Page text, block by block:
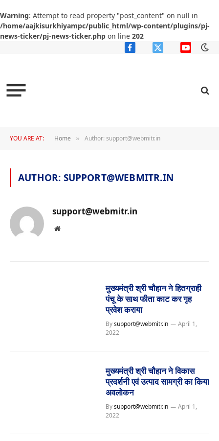
Warning: Attempt to read property "post_content" on null in
/home/aajkisurkhiyampc/public_html/wp-content/plugins/pj-
news-ticker/pj-news-ticker.php on line 202
FacebookX
YouTube
YOU ARE AT: Home » Author: support@webmitr.in
AUTHOR: SUPPORT@WEBMITR.IN
support@webmitr.in
Website
मुख्यमंत्री श्री चौहान ने हितग्राही
पंचू के साथ फीता काट कर गृह
प्रवेश कराया
By support@webmitr.in
April 1,
2022
मुख्यमंत्री श्री चौहान ने विकास
प्रदर्शनी एवं उत्पाद सामग्री का किया
अवलोकन
By support@webmitr.in
April 1,
2022